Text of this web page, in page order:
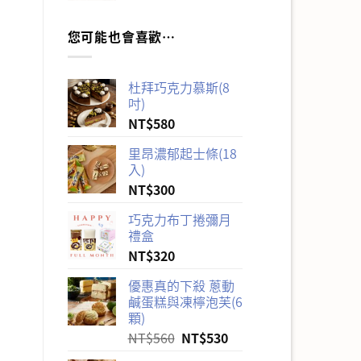
您可能也會喜歡…
杜拜巧克力慕斯(8
吋)
NT$580
里昂濃郁起士條(18
入)
NT$300
巧克力布丁捲彌月
禮盒
NT$320
優惠真的下殺 蔥動
鹹蛋糕與凍檸泡芙(6
顆)
NT$560 原
NT$530目